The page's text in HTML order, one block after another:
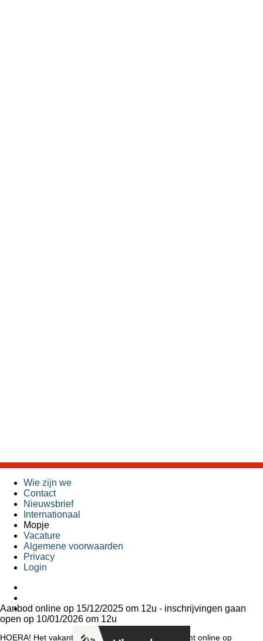
Wie zijn we
Contact
Nieuwsbrief
Internationaal
Mopje
Vacature
Algemene voorwaarden
Privacy
Login
Aanbod online op 15/12/2025 om 12u - inschrijvingen gaan
open op 10/01/2026 om 12u
HOERA! Het vakantieaanbod van Koning Kevin komt online op